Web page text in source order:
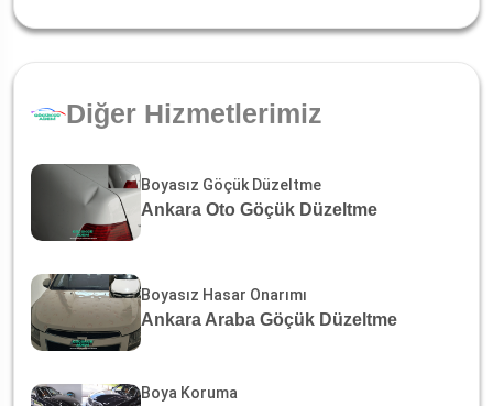
Diğer Hizmetlerimiz
Boyasız Göçük Düzeltme
Ankara Oto Göçük Düzeltme
Boyasız Hasar Onarımı
Ankara Araba Göçük Düzeltme
Boya Koruma